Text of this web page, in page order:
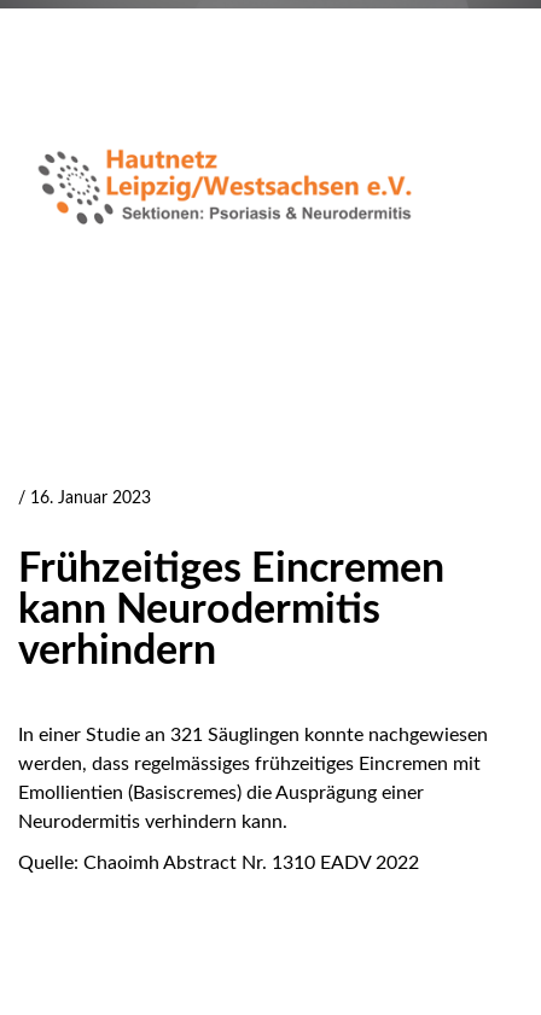
/ 16. Januar 2023
Frühzeitiges Eincremen
kann Neurodermitis
verhindern
In einer Studie an 321 Säuglingen konnte nachgewiesen
werden, dass regelmässiges frühzeitiges Eincremen mit
Emollientien (Basiscremes) die Ausprägung einer
Neurodermitis verhindern kann.
Quelle: Chaoimh Abstract Nr. 1310 EADV 2022